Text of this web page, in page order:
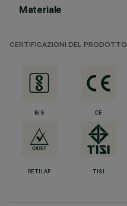
Materiale
CERTIFICAZIONI DEL PRODOTTO
BIS CE
RETILAP TISI